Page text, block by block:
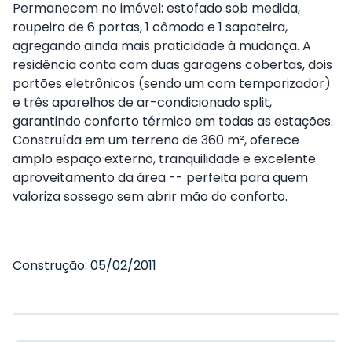
Permanecem no imóvel: estofado sob medida,
roupeiro de 6 portas, 1 cômoda e 1 sapateira,
agregando ainda mais praticidade à mudança. A
residência conta com duas garagens cobertas, dois
portões eletrônicos (sendo um com temporizador)
e três aparelhos de ar-condicionado split,
garantindo conforto térmico em todas as estações.
Construída em um terreno de 360 m², oferece
amplo espaço externo, tranquilidade e excelente
aproveitamento da área -- perfeita para quem
valoriza sossego sem abrir mão do conforto.
Construção: 05/02/2011